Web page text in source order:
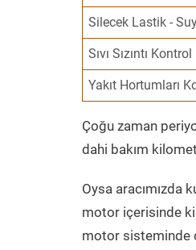
Silecek Lastik -
Sıvı Sızıntı Kontrol
Yakıt Hortumları
Çoğu zaman
dahi bakım
Oysa aracımızda
motor içerisinde ki
motor sisteminde